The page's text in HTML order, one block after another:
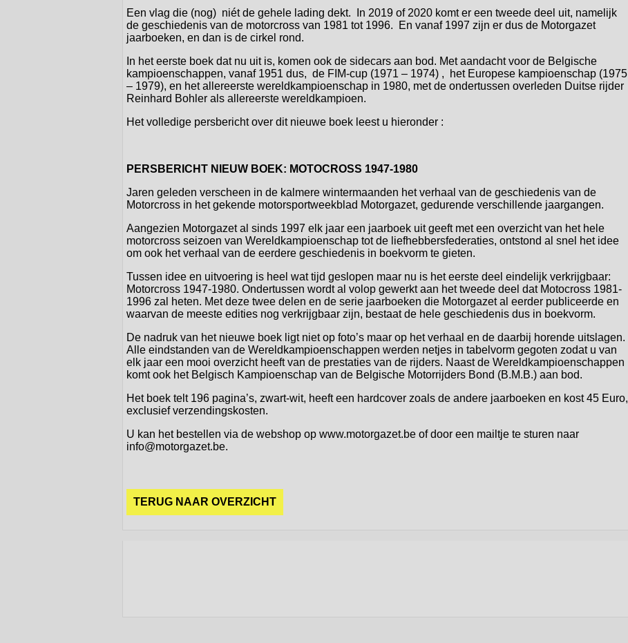
Een vlag die (nog) niét de gehele lading dekt. In 2019 of 2020 komt er een tweede deel uit, namelijk
de geschiedenis van de motorcross van 1981 tot 1996. En vanaf 1997 zijn er dus de Motorgazet
jaarboeken, en dan is de cirkel rond.
In het eerste boek dat nu uit is, komen ook de sidecars aan bod. Met aandacht voor de Belgische
kampioenschappen, vanaf 1951 dus, de FIM-cup (1971 – 1974) , het Europese kampioenschap (1975
– 1979), en het allereerste wereldkampioenschap in 1980, met de ondertussen overleden Duitse rijder
Reinhard Bohler als allereerste wereldkampioen.
Het volledige persbericht over dit nieuwe boek leest u hieronder :
PERSBERICHT NIEUW BOEK: MOTOCROSS 1947-1980
Jaren geleden verscheen in de kalmere wintermaanden het verhaal van de geschiedenis van de
Motorcross in het gekende motorsportweekblad Motorgazet, gedurende verschillende jaargangen.
Aangezien Motorgazet al sinds 1997 elk jaar een jaarboek uit geeft met een overzicht van het hele
motorcross seizoen van Wereldkampioenschap tot de liefhebbersfederaties, ontstond al snel het idee
om ook het verhaal van de eerdere geschiedenis in boekvorm te gieten.
Tussen idee en uitvoering is heel wat tijd geslopen maar nu is het eerste deel eindelijk verkrijgbaar:
Motorcross 1947-1980. Ondertussen wordt al volop gewerkt aan het tweede deel dat Motocross 1981-
1996 zal heten. Met deze twee delen en de serie jaarboeken die Motorgazet al eerder publiceerde en
waarvan de meeste edities nog verkrijgbaar zijn, bestaat de hele geschiedenis dus in boekvorm.
De nadruk van het nieuwe boek ligt niet op foto’s maar op het verhaal en de daarbij horende uitslagen.
Alle eindstanden van de Wereldkampioenschappen werden netjes in tabelvorm gegoten zodat u van
elk jaar een mooi overzicht heeft van de prestaties van de rijders. Naast de Wereldkampioenschappen
komt ook het Belgisch Kampioenschap van de Belgische Motorrijders Bond (B.M.B.) aan bod.
Het boek telt 196 pagina’s, zwart-wit, heeft een hardcover zoals de andere jaarboeken en kost 45 Euro,
exclusief verzendingskosten.
U kan het bestellen via de webshop op www.motorgazet.be of door een mailtje te sturen naar
info@motorgazet.be.
TERUG NAAR OVERZICHT